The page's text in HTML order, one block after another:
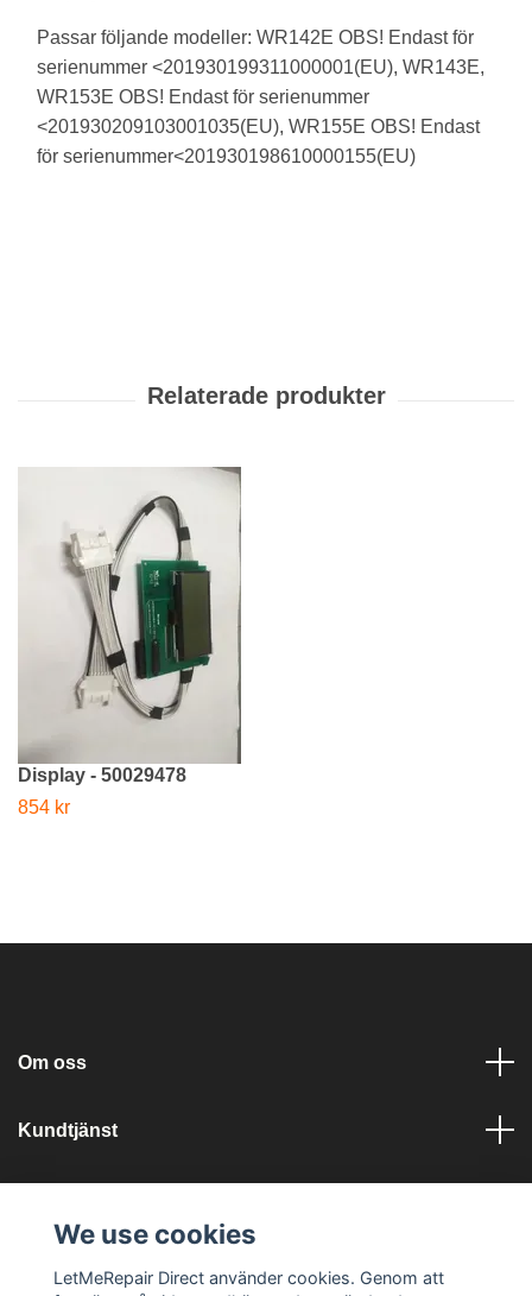
Passar följande modeller: WR142E OBS! Endast för
serienummer <201930199311000001(EU), WR143E,
WR153E OBS! Endast för serienummer
<201930209103001035(EU), WR155E OBS! Endast
för serienummer<201930198610000155(EU)
Display - 50029478
854 kr
Om oss
Kundtjänst
We use cookies
LetMeRepair Direct använder cookies. Genom att